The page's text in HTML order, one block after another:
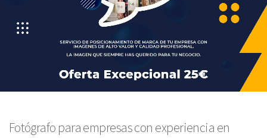
Fotógrafo para empresas con experiencia en